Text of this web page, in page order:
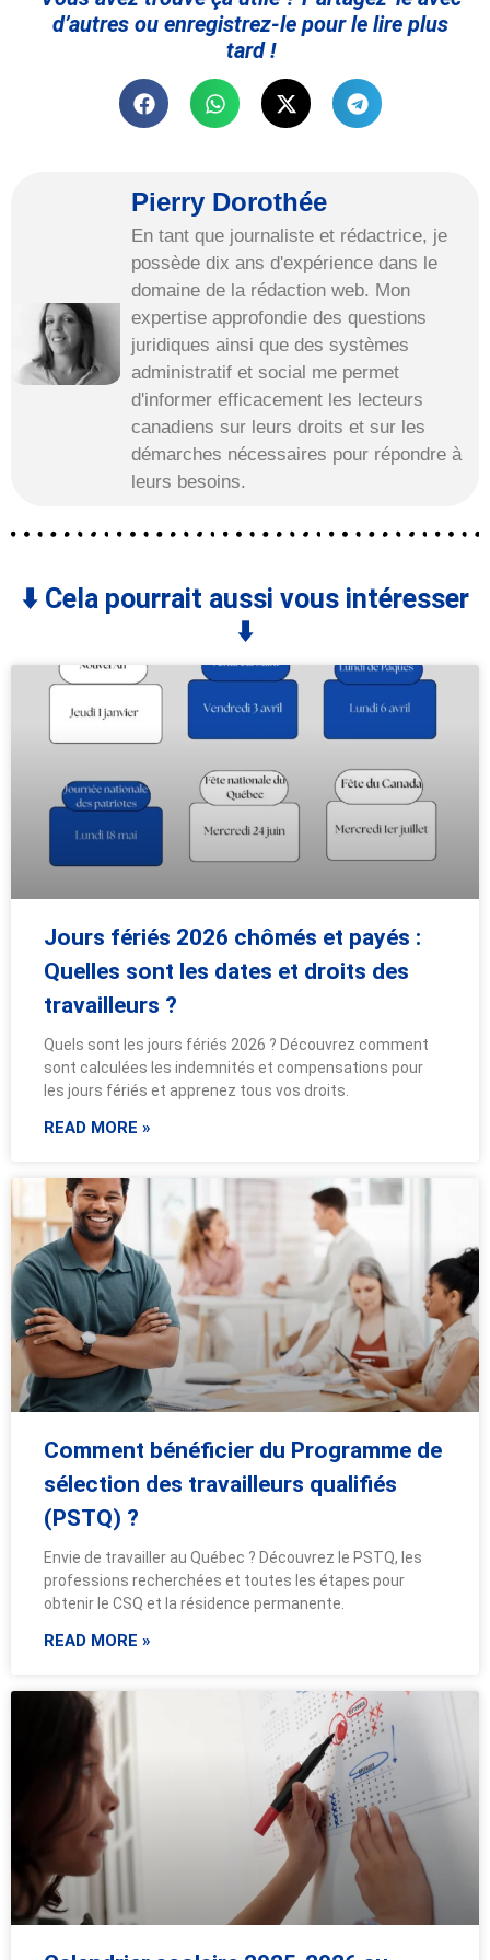
d’autres ou enregistrez-le pour le lire plus
tard !
Pierry Dorothée
En tant que journaliste et rédactrice, je
possède dix ans d'expérience dans le
domaine de la rédaction web. Mon
expertise approfondie des questions
juridiques ainsi que des systèmes
administratif et social me permet
d'informer efficacement les lecteurs
canadiens sur leurs droits et sur les
démarches nécessaires pour répondre à
leurs besoins.
⬇️ Cela pourrait aussi vous intéresser
⬇️
Jours fériés 2026 chômés et payés :
Quelles sont les dates et droits des
travailleurs ?
Quels sont les jours fériés 2026 ? Découvrez comment
sont calculées les indemnités et compensations pour
les jours fériés et apprenez tous vos droits.
READ MORE »
Comment bénéficier du Programme de
sélection des travailleurs qualifiés
(PSTQ) ?
Envie de travailler au Québec ? Découvrez le PSTQ, les
professions recherchées et toutes les étapes pour
obtenir le CSQ et la résidence permanente.
READ MORE »